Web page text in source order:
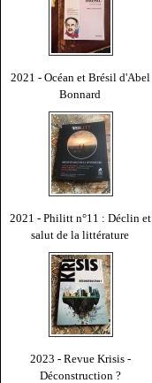
2021 - Océan et Brésil d'Abel
Bonnard
2021 - Philitt n°11 : Déclin et
salut de la littérature
2023 - Revue Krisis -
Déconstruction ?